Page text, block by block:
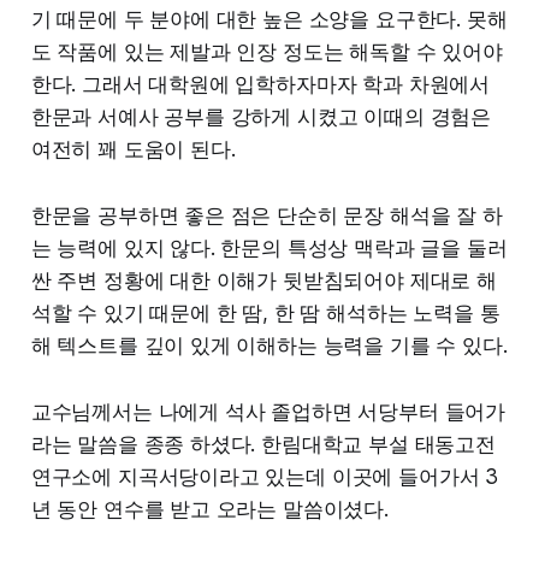
기 때문에 두 분야에 대한 높은 소양을 요구한다. 못해
도 작품에 있는 제발과 인장 정도는 해독할 수 있어야
한다. 그래서 대학원에 입학하자마자 학과 차원에서
한문과 서예사 공부를 강하게 시켰고 이때의 경험은
여전히 꽤 도움이 된다.
한문을 공부하면 좋은 점은 단순히 문장 해석을 잘 하
는 능력에 있지 않다. 한문의 특성상 맥락과 글을 둘러
싼 주변 정황에 대한 이해가 뒷받침되어야 제대로 해
석할 수 있기 때문에 한 땀, 한 땀 해석하는 노력을 통
해 텍스트를 깊이 있게 이해하는 능력을 기를 수 있다.
교수님께서는 나에게 석사 졸업하면 서당부터 들어가
라는 말씀을 종종 하셨다. 한림대학교 부설 태동고전
연구소에 지곡서당이라고 있는데 이곳에 들어가서 3
년 동안 연수를 받고 오라는 말씀이셨다.